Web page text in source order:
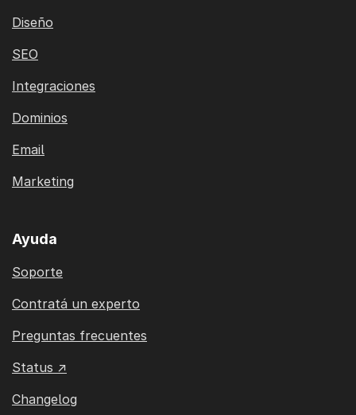
Diseño
SEO
Integraciones
Dominios
Email
Marketing
Ayuda
Soporte
Contratá un experto
Preguntas frecuentes
Status ↗
Changelog